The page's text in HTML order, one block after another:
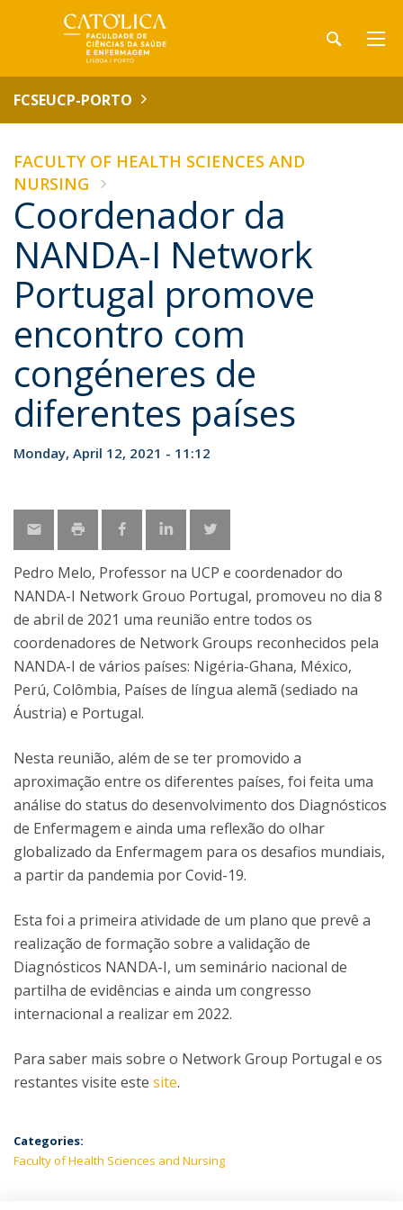
FCSEUCP-PORTO
FACULTY OF HEALTH SCIENCES AND
NURSING
Coordenador da
NANDA-I Network
Portugal promove
encontro com
congéneres de
diferentes países
Monday, April 12, 2021 - 11:12
Pedro Melo, Professor na UCP e coordenador do
NANDA-I Network Grouo Portugal, promoveu no dia 8
de abril de 2021 uma reunião entre todos os
coordenadores de Network Groups reconhecidos pela
NANDA-I de vários países: Nigéria-Ghana, México,
Perú, Colômbia, Países de língua alemã (sediado na
Áustria) e Portugal.
Nesta reunião, além de se ter promovido a
aproximação entre os diferentes países, foi feita uma
análise do status do desenvolvimento dos Diagnósticos
de Enfermagem e ainda uma reflexão do olhar
globalizado da Enfermagem para os desafios mundiais,
a partir da pandemia por Covid-19.
Esta foi a primeira atividade de um plano que prevê a
realização de formação sobre a validação de
Diagnósticos NANDA-I, um seminário nacional de
partilha de evidências e ainda um congresso
internacional a realizar em 2022.
Para saber mais sobre o Network Group Portugal e os
restantes visite este site.
Categories:
Faculty of Health Sciences and Nursing